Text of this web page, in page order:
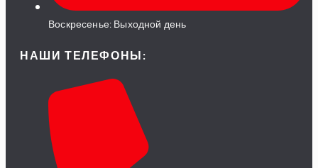
Воскресенье: Выходной день
НАШИ ТЕЛЕФОНЫ: